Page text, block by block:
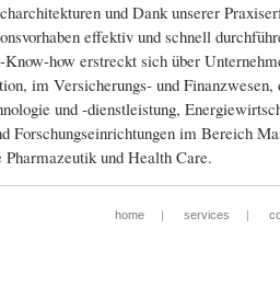
und Dank unserer
effektiv und schnell
how erstreckt sich über
im Versicherungs- und Finanzwesen,
und -dienstleistung,
Forschungseinrichtungen im Bereich
und Health Care.
home | services |